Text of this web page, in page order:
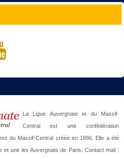
La Ligue Auvergnate et du Massif-
Central est une confédération
du Massif-Central créée en 1886. Elle a été
et unir les Auvergnats de Paris. Contact mail :